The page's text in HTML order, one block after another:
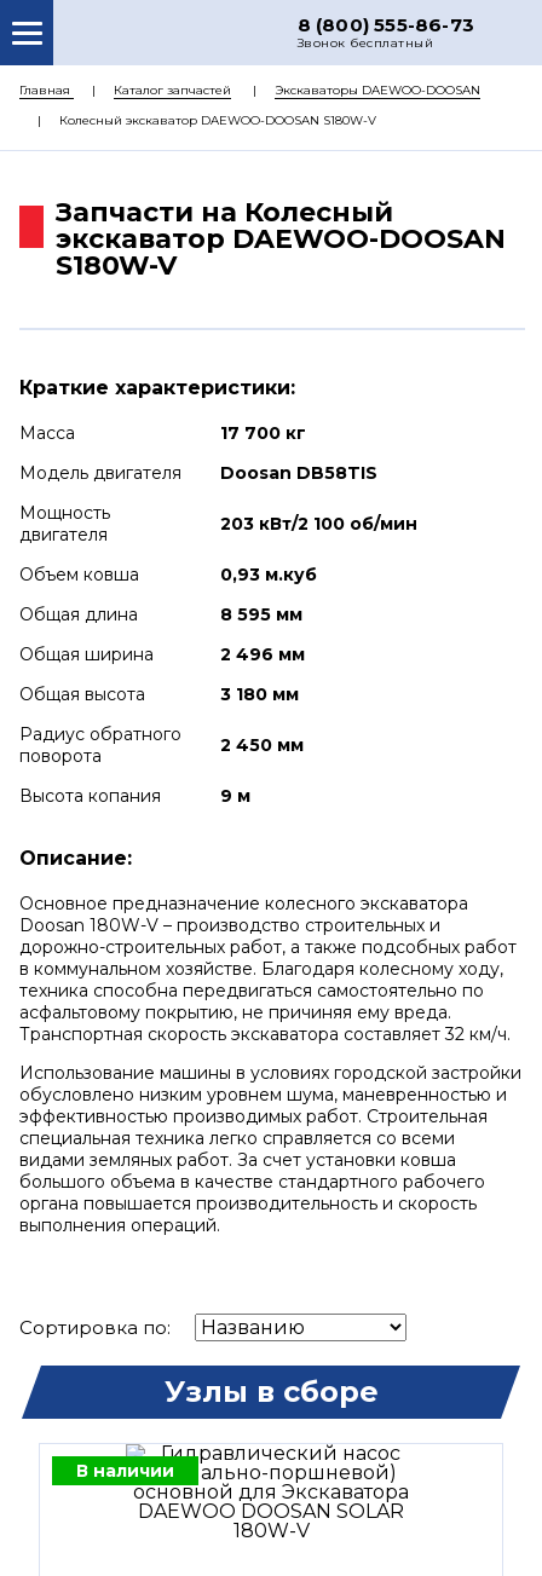
8 (800) 555-86-73
Звонок бесплатный
О НАС
КАТАЛОГ ЗАПЧАСТЕЙ
ДОСТАВКА
Главная Каталог запчастей
Экскаваторы DAEWOO-DOOSAN
Колесный экскаватор DAEWOO-DOOSAN S180W-V
Запчасти на Колесный
экскаватор DAEWOO-DOOSAN
S180W-V
Краткие характеристики:
Масса
17 700 кг
Модель двигателя
Doosan DB58TIS
Мощность
двигателя
203 кВт/2 100 об/мин
Объем ковша
0,93 м.куб
Общая длина
8 595 мм
Общая ширина
2 496 мм
Общая высота
3 180 мм
Радиус обратного
поворота
2 450 мм
Высота копания 9 м
Описание:
Основное предназначение колесного экскаватора
Doosan 180W-V – производство строительных и
дорожно-строительных работ, а также подсобных работ
в коммунальном хозяйстве. Благодаря колесному ходу,
техника способна передвигаться самостоятельно по
асфальтовому покрытию, не причиняя ему вреда.
Транспортная скорость экскаватора составляет 32 км/ч.
Использование машины в условиях городской застройки
обусловлено низким уровнем шума, маневренностью и
эффективностью производимых работ. Строительная
специальная техника легко справляется со всеми
видами земляных работ. За счет установки ковша
большого объема в качестве стандартного рабочего
органа повышается производительность и скорость
выполнения операций.
Сортировка по:
Узлы в сборе
В наличии